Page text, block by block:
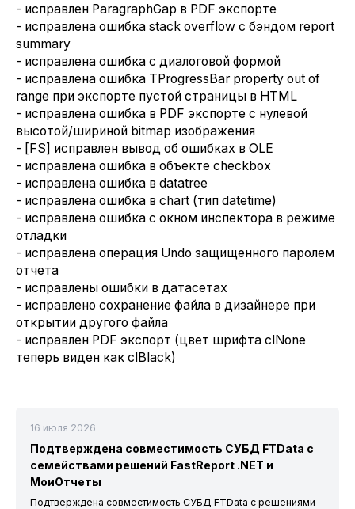
- исправлен ParagraphGap в PDF экспорте
- исправлена ошибка stack overflow с бэндом report
summary
- исправлена ошибка с диалоговой формой
- исправлена ошибка TProgressBar property out of
range при экспорте пустой страницы в HTML
- исправлена ошибка в PDF экспорте с нулевой
высотой/шириной bitmap изображения
- [FS] исправлен вывод об ошибках в OLE
- исправлена ошибка в объекте checkbox
- исправлена ошибка в datatree
- исправлена ошибка в chart (тип datetime)
- исправлена ошибка с окном инспектора в режиме
отладки
- исправлена операция Undo защищенного паролем
отчета
- исправлены ошибки в датасетах
- исправлено сохранение файла в дизайнере при
открытии другого файла
- исправлен PDF экспорт (цвет шрифта clNone
теперь виден как clBlack)
16 июля 2026
Подтверждена совместимость СУБД FTData с
семействами решений FastReport .NET и
МоиОтчеты
Подтверждена совместимость СУБД FTData с решениями